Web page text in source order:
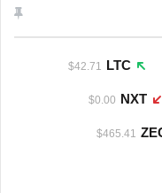
LTC
$42.71
NXT
$0.00
$465.41